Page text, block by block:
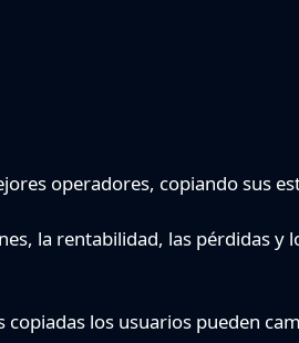
operadores, copiando sus
la rentabilidad, las pérdidas y
los usuarios pueden